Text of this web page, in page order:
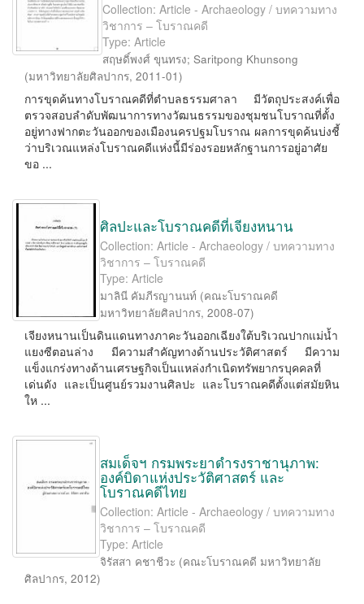
Collection: Article - Archaeology / บทความทาง
วิชาการ – โบราณคดี
Type: Article
สฤษดิ์พงศ์ ขุนทรง; Saritpong Khunsong
(มหาวิทยาลัยศิลปากร, 2011-01)
การขุดค้นทางโบราณคดีที่ตำบลธรรมศาลา มีวัตถุประสงค์เพื่อ
ตรวจสอบลำดับพัฒนาการทางวัฒนธรรมของชุมชนโบราณที่ตั้ง
อยู่ทางฟากตะวันออกของเมืองนครปฐมโบราณ ผลการขุดค้นบ่งชี้
ว่าบริเวณแหล่งโบราณคดีแห่งนี้มีร่องรอยหลักฐานการอยู่อาศัย
ขอ ...
ศิลปะและโบราณคดีที่เจียงหนาน
Collection: Article - Archaeology / บทความทาง
วิชาการ – โบราณคดี
Type: Article
มาลินี คัมภีรญานนท์ (คณะโบราณคดี
มหาวิทยาลัยศิลปากร, 2008-07)
เจียงหนานเป็นดินแดนทางภาคะวันออกเฉียงใต้บริเวณปากแม่น้ำ
แยงซีตอนล่าง มีความสำคัญทางด้านประวัติศาสตร์ มีความ
แข็งแกร่งทางด้านเศรษฐกิจเป็นแหล่งกำเนิดทรัพยากรบุคคลที่
เด่นดัง และเป็นศูนย์รวมงานศิลปะ และโบราณคดีตั้งแต่สมัยหิน
ให ...
สมเด็จฯ กรมพระยาดำรงราชานุภาพ:
องค์บิดาแห่งประวัติศาสตร์ และ
โบราณคดีไทย
Collection: Article - Archaeology / บทความทาง
วิชาการ – โบราณคดี
Type: Article
จิรัสสา คชาชีวะ (คณะโบราณคดี มหาวิทยาลัย
ศิลปากร, 2012)